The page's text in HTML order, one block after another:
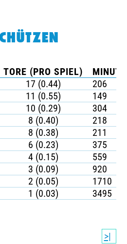
TORE (PRO SPIEL)
17 (0.44)
206
11 (0.55)
149
10 (0.29)
304
8 (0.40)
218
8 (0.38)
211
6 (0.23)
375
4 (0.15)
559
3 (0.09)
920
2 (0.05)
1710
1 (0.03) 3495
>|